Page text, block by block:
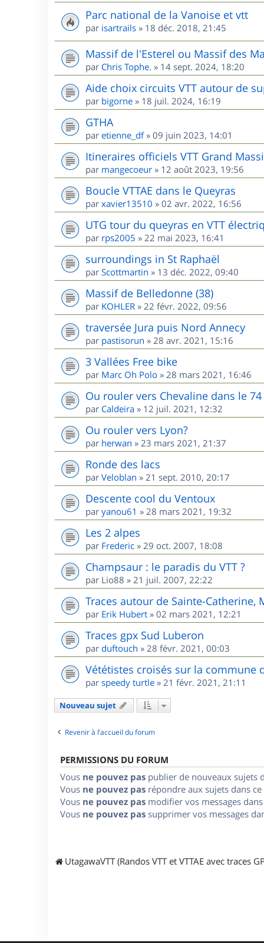
Parc national de la Vanoise et vtt
par isartrails » 18 déc. 2018, 21:45
Massif de l'Esterel ou Massif des
par Chris Tophe. » 14 sept. 2024, 18:20
Aide choix circuits VTT autour de
par bigorne » 18 juil. 2024, 16:19
GTHA
par etienne_df» 09 juin 2023, 14:01
Itineraires officiels VTT Grand
par mangecoeur » 12 août 2023, 19:56
Boucle VTTAE dans le Queyras
par xavier13510 » 02 avr. 2022, 16:56
UTG tour du queyras en VTT
par rps2005 » 22 mai 2023, 16:41
surroundings in St Raphaël
par Scottmartin » 13 déc. 2022, 09:40
Massif de Belledonne (38)
par KOHLER » 22 févr. 2022, 09:56
traversée Jura puis Nord Annecy
par pastisorun » 28 avr. 2021, 15:16
3 Vallées Free bike
par Marc Oh Polo » 28 mars 2021, 16:46
Ou rouler vers Chevaline dans le 74
par Caldeira » 12 juil. 2021, 12:32
Ou rouler vers Lyon?
par herwan » 23 mars 2021, 21:37
Ronde des lacs
par Veloblan » 21 sept. 2010, 20:17
Descente cool du Ventoux
par yanou61 » 28 mars 2021, 19:32
Les 2 alpes
par Frederic » 29 oct. 2007, 18:08
Champsaur : le paradis du VTT ?
par Lio88 » 21 juil. 2007, 22:22
Traces autour de Sainte-Catherine,
par Erik Hubert » 02 mars 2021, 12:21
Traces gpx Sud Luberon
par duftouch » 28 févr. 2021, 00:03
Vététistes croisés sur la commune
par speedy turtle » 21 févr. 2021, 21:11
Nouveau sujet
Revenir à l’accueil du forum
PERMISSIONS DU FORUM
Vous ne pouvez pas publier de nouveaux sujets
Vous ne pouvez pas répondre aux sujets dans
Vous ne pouvez pas modifier vos messages
Vous ne pouvez pas supprimer vos messages
UtagawaVTT (Randos VTT et VTTAE avec traces